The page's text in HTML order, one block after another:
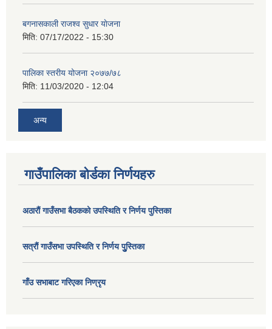
बगनासकाली राजश्व सुधार याेजना
मिति: 07/17/2022 - 15:30
पालिका स्तरीय योजना २०७७/७८
मिति: 11/03/2020 - 12:04
अन्य
गाउँपालिका बोर्डका निर्णयहरु
अठाराैं गाउँसभा बैठकको उपस्थिति र निर्णय पुस्तिका
सत्राैं गाउँसभा उपस्थिति र निर्णय पुु्स्तिका
गाँउ सभाबाट गरिएका निण्रृय